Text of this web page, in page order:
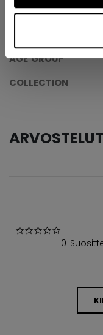
TUNNUS
AGE GROUP
COLLECTION
ARVOSTELUT
0